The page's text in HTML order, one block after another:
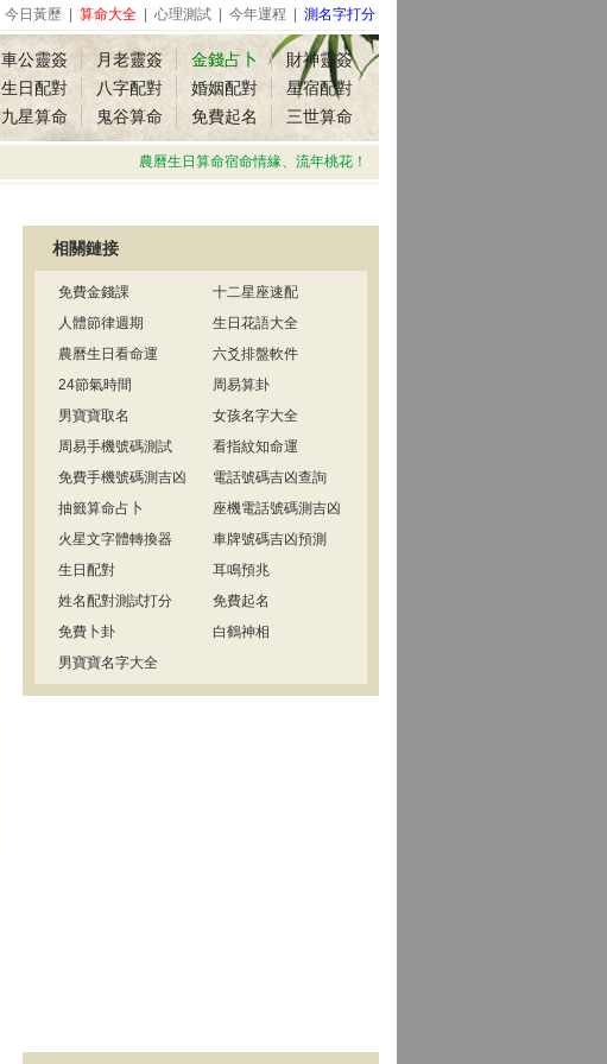
今日黃歷 算命大全 心理測試 今年運程 測名字打分
車公靈簽 月老靈簽 金錢占卜
財神靈簽
生日配對 八字配對 婚姻配對
星宿配對
九星算命 鬼谷算命 免費起名 三世算命
農曆生日算命宿命情緣、流年桃花！
相關鏈接
免費金錢課
十二星座速配
人體節律週期
生日花語大全
農曆生日看命運
六爻排盤軟件
24節氣時間
周易算卦
男寶寶取名
女孩名字大全
周易手機號碼測試
看指紋知命運
免費手機號碼測吉凶
電話號碼吉凶查詢
抽籤算命占卜
座機電話號碼測吉凶
火星文字體轉換器
車牌號碼吉凶預測
生日配對
耳鳴預兆
姓名配對測試打分
免費起名
免費卜卦
白鶴神相
男寶寶名字大全